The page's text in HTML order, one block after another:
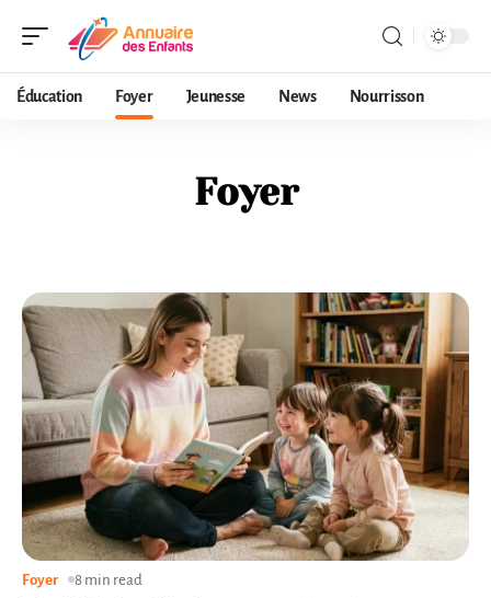
Éducation Foyer Jeunesse News Nourrisson
Foyer
Foyer 8 min read